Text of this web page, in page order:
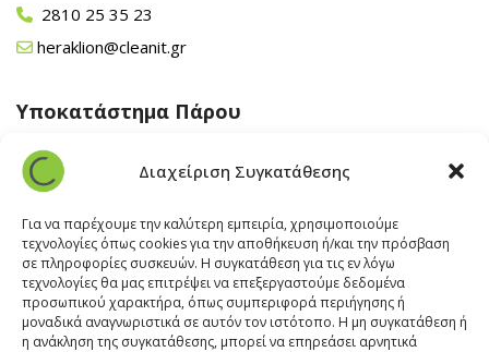
Διαχείριση Συγκατάθεσης
Για να παρέχουμε την καλύτερη εμπειρία, χρησιμοποιούμε
τεχνολογίες όπως cookies για την αποθήκευση ή/και την πρόσβαση
σε πληροφορίες συσκευών. Η συγκατάθεση για τις εν λόγω
τεχνολογίες θα μας επιτρέψει να επεξεργαστούμε δεδομένα
προσωπικού χαρακτήρα, όπως συμπεριφορά περιήγησης ή
μοναδικά αναγνωριστικά σε αυτόν τον ιστότοπο. Η μη συγκατάθεση ή
η ανάκληση της συγκατάθεσης, μπορεί να επηρεάσει αρνητικά
2810 25 35 23
heraklion@cleanit.gr
Υποκατάστημα Πάρου
Άγιος Βλάσης Αρχίλοχος, Πάρος 84400
22840 43 163
paros@cleanit.gr
Υποκατάστημα Σαντορίνης
Έξω Γωνία, Σαντορίνη847 00